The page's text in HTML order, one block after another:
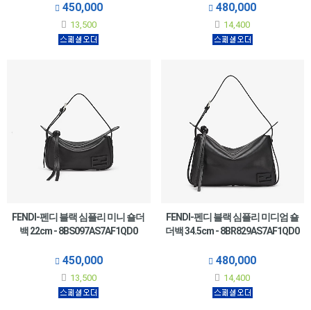
450,000
13,500
480,000
14,400
FENDI-펜디 블랙 심플리 미니 숄더
백 22cm - 8BS097AS7AF1QD0
450,000
13,500
FENDI-펜디 블랙 심플리 미디엄 숄
더백 34.5cm - 8BR829AS7AF1QD0
480,000
14,400